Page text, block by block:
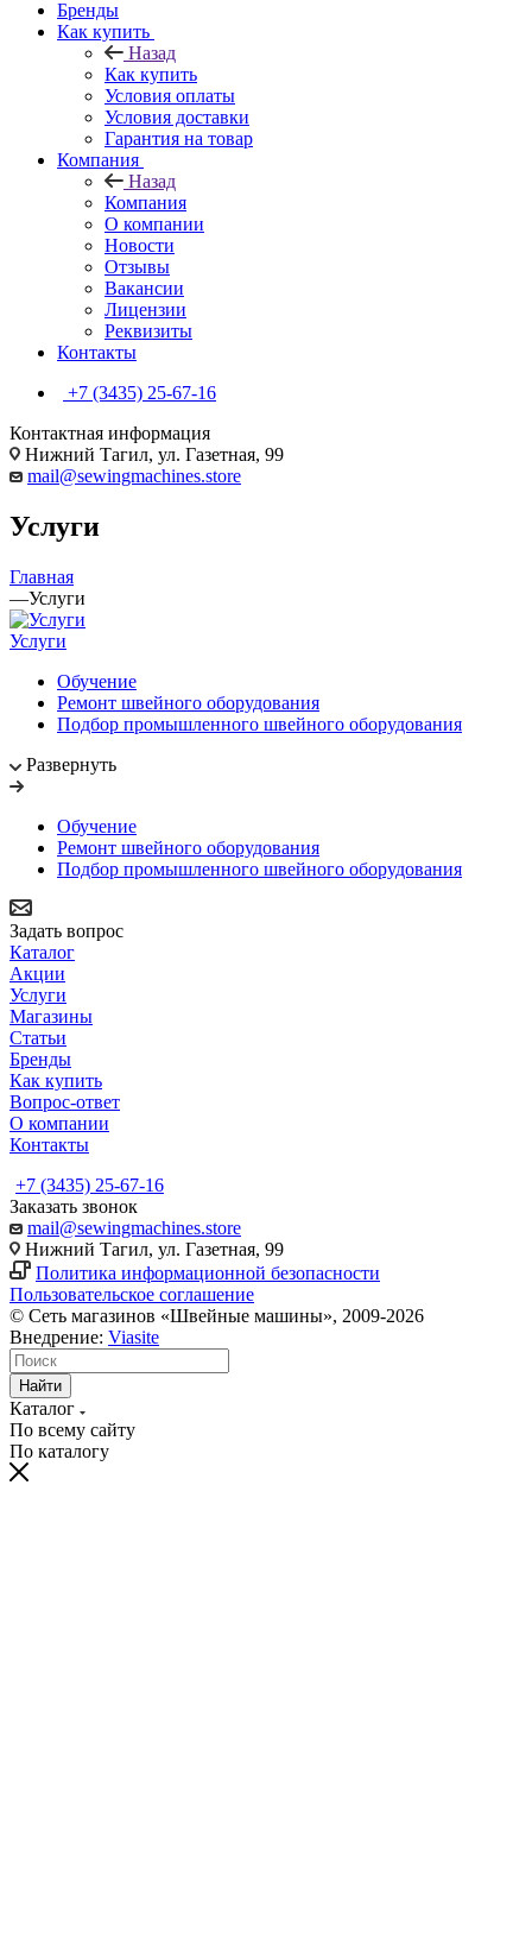
Бренды
Как купить
Назад
Как купить
Условия оплаты
Условия доставки
Гарантия на товар
Компания
Назад
Компания
О компании
Новости
Отзывы
Вакансии
Лицензии
Реквизиты
Контакты
+7 (3435) 25-67-16
Контактная информация
Нижний Тагил, ул. Газетная, 99
mail@sewingmachines.store
Услуги
Главная
—Услуги
Услуги
Обучение
Ремонт швейного оборудования
Подбор промышленного швейного оборудования
Развернуть
Обучение
Ремонт швейного оборудования
Подбор промышленного швейного оборудования
Задать вопрос
Каталог
Акции
Услуги
Магазины
Статьи
Бренды
Как купить
Вопрос-ответ
О компании
Контакты
+7 (3435) 25-67-16
Заказать звонок
mail@sewingmachines.store
Нижний Тагил, ул. Газетная, 99
Политика информационной безопасности
Пользовательское соглашение
© Сеть магазинов «Швейные машины», 2009-2026
Внедрение: Viasite
Найти
Каталог
По всему сайту
По каталогу